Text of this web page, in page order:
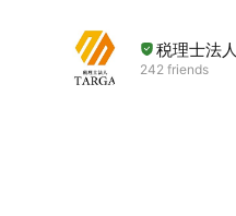
税理士法
242 friends